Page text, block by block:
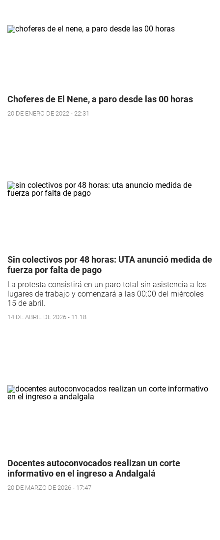
Choferes de El Nene, a paro desde las 00 horas
20 DE ENERO DE 2022 - 22:31
Sin colectivos por 48 horas: UTA anunció medida de
fuerza por falta de pago
La protesta consistirá en un paro total sin asistencia a los
lugares de trabajo y comenzará a las 00:00 del miércoles
15 de abril.
14 DE ABRIL DE 2026 - 11:18
Docentes autoconvocados realizan un corte
informativo en el ingreso a Andalgalá
20 DE MARZO DE 2026 - 17:47